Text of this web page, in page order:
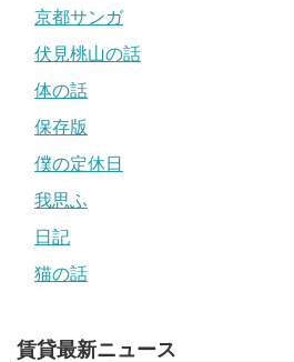
京都サンガ
伏見桃山の話
体の話
保存版
僕の定休日
我思ふ
日記
猫の話
賃貸最新ニュース